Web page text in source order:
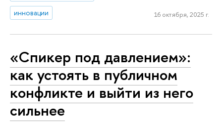
инновации
16 октября, 2025 г.
«Спикер под давлением»:
как устоять в публичном
конфликте и выйти из него
сильнее